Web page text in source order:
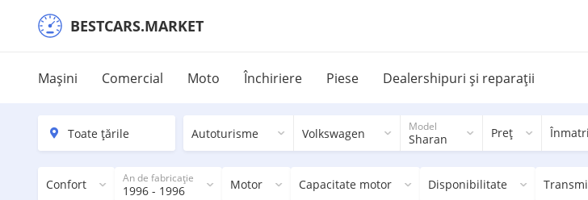
BESTCARS.MARKET
Mașini Comercial Moto Închiriere Piese Dealershipuri și reparații
Autoturisme Volkswagen Model
Sharan Preț
Confort An de fabricație
1996 - 1996 Motor Capacitate motor Disponibilitate